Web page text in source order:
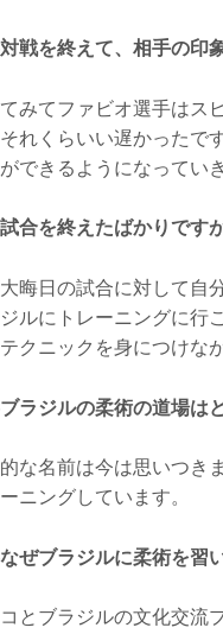
を終えて、相手の印象
みてファビオ選手はス
れくらいい遅かったで
できるようになってい
を終えたばかりです
晦日の試合に対して自
ルにトレーニングに行
クニックを身につけな
ジルの柔術の道場は
な名前は今は思いつき
ーニングしています。
ブラジルに柔術を習
とブラジルの文化交流